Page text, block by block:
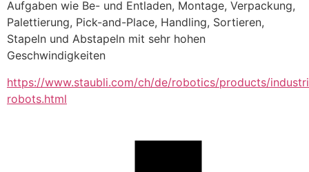
Aufgaben wie Be- und Entladen, Montage, Verpackung,
Palettierung, Pick-and-Place, Handling, Sortieren,
Stapeln und Abstapeln mit sehr hohen
Geschwindigkeiten
https://www.staubli.com/ch/de/robotics/products/
robots.html